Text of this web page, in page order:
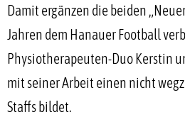
Damit ergänzen die beiden
Jahren dem Hanauer Football
Physiotherapeuten-Duo Kerstin
mit seiner Arbeit einen nicht
Staffs bildet.